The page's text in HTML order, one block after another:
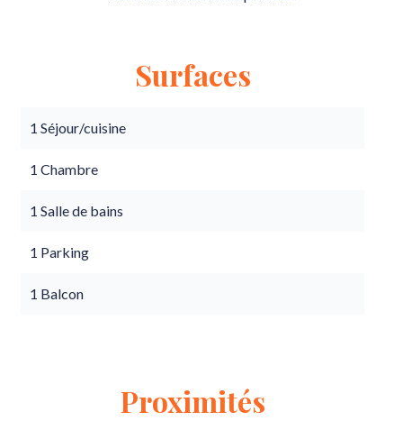
Surfaces
1 Séjour/cuisine
1 Chambre
1 Salle de bains
1 Parking
1 Balcon
Proximités